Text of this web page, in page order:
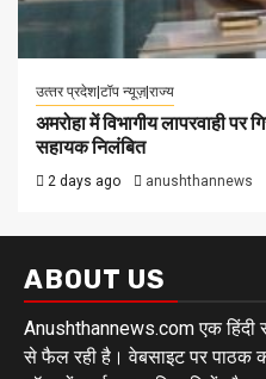
उत्‍तर प्रदेश|टॉप न्यूज़|राज्य
अमरोहा में विभागीय लापरवाही पर
सहायक निलंबित
2 days ago anushthannews
ABOUT US
Anushthannews.com एक हिंदी
से फैल रही है। वेबसाइट पर पाठक